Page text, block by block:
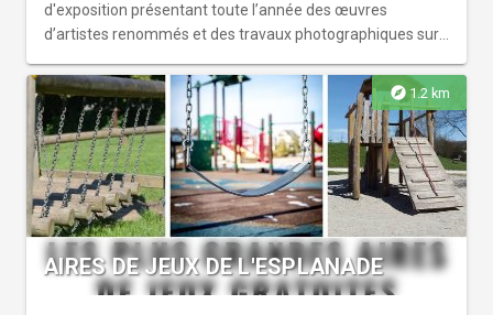
d'exposition présentant toute l’année des œuvres
d’artistes renommés et des travaux photographiques sur
l’un des lieux de référence de la photographie
contemporaine. Vous pouvez venir le temps d'une pause,
loin de l’agitation de la place de la Comédie toute proche.
La programmation spécialisée dans l'art photographique
présente aussi bien des artistes locaux, régionaux ou de
renommée internationale. Chaque année, le Pavillon
Populaire est un des lieux qui accueille les Boutographies,
rencontres photographiques de Montpellier. Quelques
précédentes expositions : rétrospective Robert Doisneau,
Couleurs de Plossu, rétrospective Linda McCartney...
explore 1.2 km
AIRES DE JEUX DE L'ESPLANADE